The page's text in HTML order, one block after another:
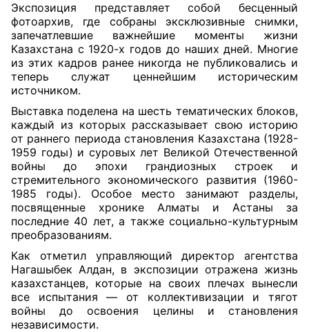
Экспозиция представляет собой бесценный
фотоархив, где собраны эксклюзивные снимки,
запечатлевшие важнейшие моменты жизни
Казахстана с 1920-х годов до наших дней. Многие
из этих кадров ранее никогда не публиковались и
теперь служат ценнейшим историческим
источником.
Выставка поделена на шесть тематических блоков,
каждый из которых рассказывает свою историю
от раннего периода становления Казахстана (1928-
1959 годы) и суровых лет Великой Отечественной
войны до эпохи грандиозных строек и
стремительного экономического развития (1960-
1985 годы). Особое место занимают разделы,
посвященные хронике Алматы и Астаны за
последние 40 лет, а также социально-культурным
преобразованиям.
Как отметил управляющий директор агентства
Нагашыбек Алдан, в экспозиции отражена жизнь
казахстанцев, которые на своих плечах вынесли
все испытания — от коллективизации и тягот
войны до освоения целины и становления
независимости.